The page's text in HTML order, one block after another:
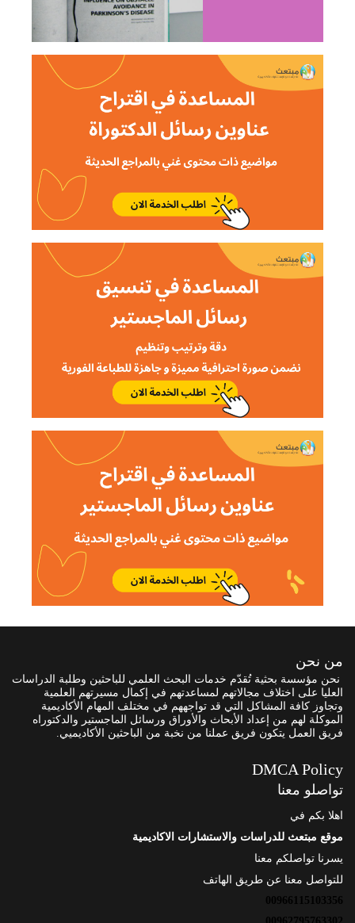
من نحن
نحن مؤسسة بحثية تُقدّم خدمات البحث العلمي للباحثين وطلبة الدراسات
العليا على اختلاف مجالاتهم لمساعدتهم في إكمال مسيرتهم العلمية
وتجاوز كافة المشاكل التي قد تواجههم في مختلف المهام الأكاديمية
الموكلة لهم من إعداد الأبحاث والأوراق ورسائل الماجستير والدكتوراه
فريق العمل يتكون فريق عملنا من نخبة من الباحثين الأكاديميي.
DMCA Policy
تواصلو معنا
اهلا بكم في
موقع مبتعث للدراسات والاستشارات الاكاديمية
يسرنا تواصلكم معنا
للتواصل معنا عن طريق الهاتف
00966115103356